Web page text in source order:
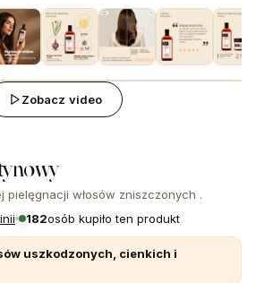
Zobacz video
pielęgnacji włosów zniszczonych .
182osób kupiło ten produkt
uszkodzonych, cienkich i